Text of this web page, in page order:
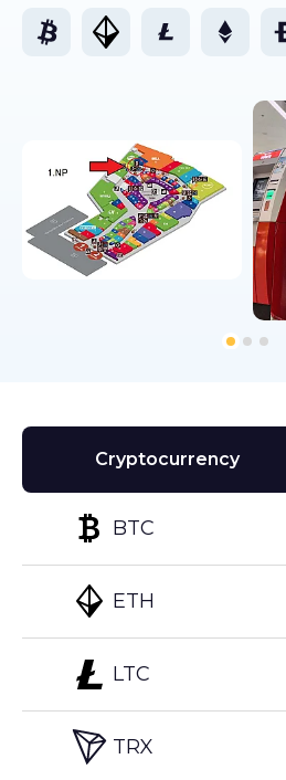
Cryptocurrency
BTC
ETH
LTC
TRX